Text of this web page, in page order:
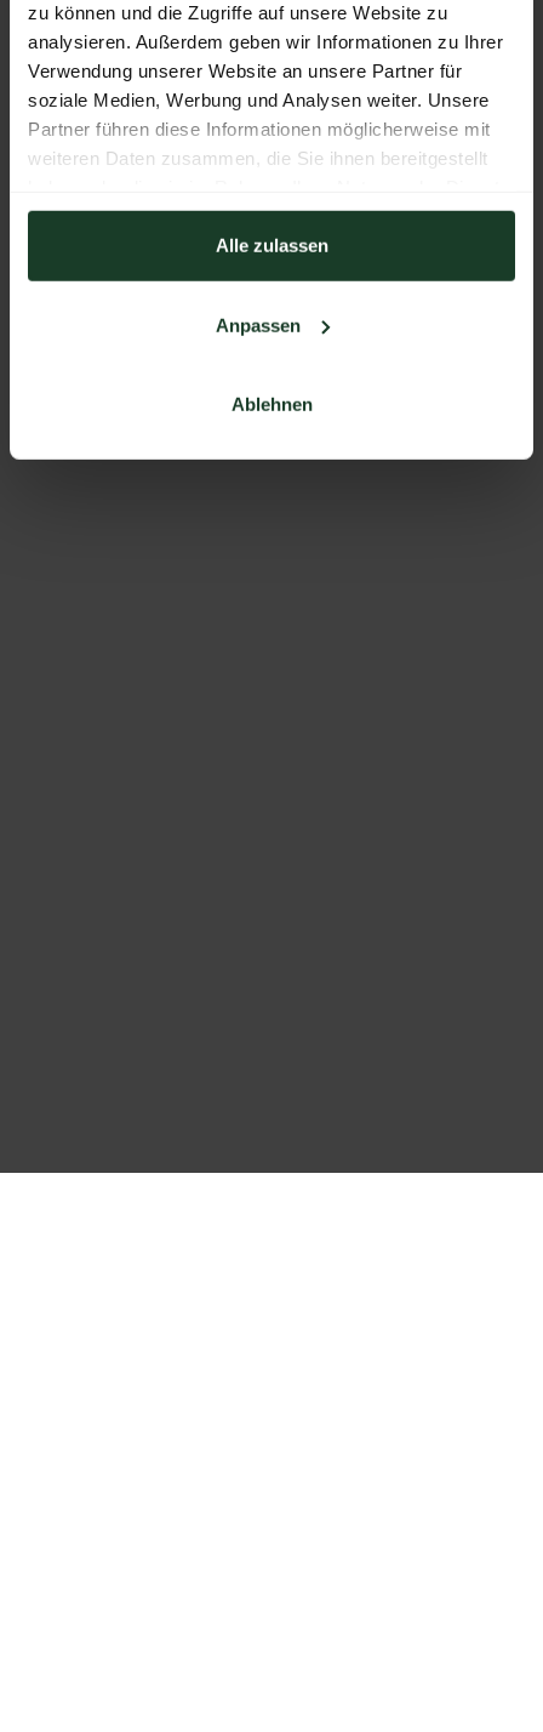
zu können und die Zugriffe auf unsere Website zu
analysieren. Außerdem geben wir Informationen zu Ihrer
Verwendung unserer Website an unsere Partner für
soziale Medien, Werbung und Analysen weiter. Unsere
Partner führen diese Informationen möglicherweise mit
weiteren Daten zusammen, die Sie ihnen bereitgestellt
gesammelt haben.
Alle zulassen
Anpassen
Ablehnen